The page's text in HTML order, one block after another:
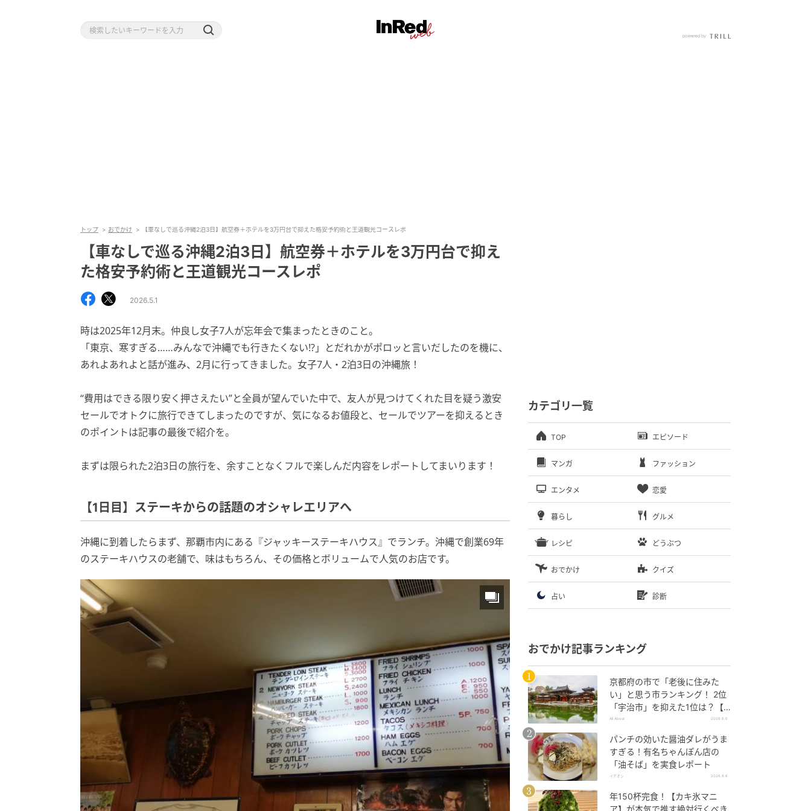
トップ おでかけ 【車なしで巡る沖縄2泊3日】航空券＋ホテルを3万円台で抑えた格安予約術と王道観光コースレポ
【車なしで巡る沖縄2泊3日】航空券＋ホテルを3万円台で抑え
た格安予約術と王道観光コースレポ
2026.5.1
時は2025年12月末。仲良し女子7人が忘年会で集まったときのこと。
「東京、寒すぎる……みんなで沖縄でも行きたくない!?」とだれかがポロッと言いだしたのを機に、
あれよあれよと話が進み、2月に行ってきました。女子7人・2泊3日の沖縄旅！
“費用はできる限り安く押さえたい”と全員が望んでいた中で、友人が見つけてくれた目を疑う激安
セールでオトクに旅行できてしまったのですが、気になるお値段と、セールでツアーを抑えるとき
のポイントは記事の最後で紹介を。
まずは限られた2泊3日の旅行を、余すことなくフルで楽しんだ内容をレポートしてまいります！
【1日目】ステーキからの話題のオシャレエリアへ
沖縄に到着したらまず、那覇市内にある『ジャッキーステーキハウス』でランチ。沖縄で創業69年
のステーキハウスの老舗で、味はもちろん、その価格とボリュームで人気のお店です。
カテゴリ一覧
TOP エピソード
マンガ ファッション
エンタメ 恋愛
暮らし グルメ
レシピ どうぶつ
おでかけ クイズ
占い 診断
おでかけ記事ランキング
京都府の市で「老後に住みた
い」と思う市ランキング！ 2位
「宇治市」を抑えた1位は？【2
026年調査】
All About 2026.8.6
パンチの効いた醤油ダレがうま
すぎる！有名ちゃんぽん店の
「油そば」を実食レポート
イチオシ 2026.8.6
年150杯完食！【カキ氷マニ
ア】が本気で推す絶対行くべき